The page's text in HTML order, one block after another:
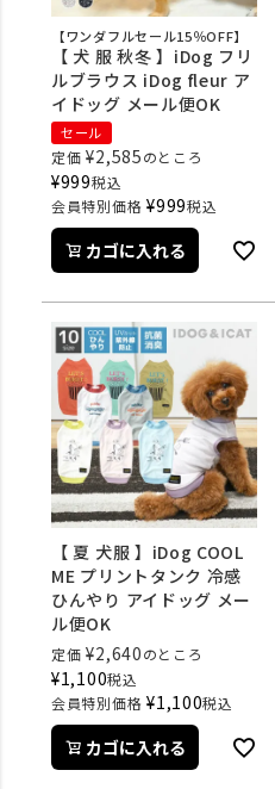
【ワンダフルセール15％OFF】
【 犬 服 秋冬 】iDog フリ
ルブラウス iDog fleur ア
イドッグ メール便OK
セール
定価 ¥2,585のところ
¥999税込
会員特別価格 ¥999税込
カゴに入れる
【 夏 犬服 】iDog COOL
ME プリントタンク 冷感
ひんやり アイドッグ メー
ル便OK
定価 ¥2,640のところ
¥1,100税込
会員特別価格 ¥1,100税込
カゴに入れる